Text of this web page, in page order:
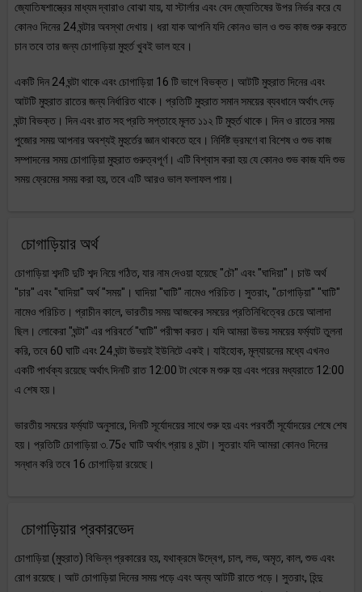
জ্যোতিষশাস্ত্রের মাধ্যম দ্বারাও বোঝা যায়, যা স্টার্লার এবং বেদ জ্যোতিষের উপর নির্ভর করে যে
কোনও দিনের 24 ঘন্টার অবস্থা দেখায়। ধরা যাক আপনি যদি কোনও ভাল ও শুভ কাজ শুরু করতে
চান তবে তার জন্য চোগাড়িয়া মুহুর্ত খুবই ভাল হবে।
একটি দিন 24 ঘন্টা থাকে এবং চোগাড়িয়া 16 টি ভাগে বিভক্ত। আটটি মুহুরাত দিনের এবং
আটটি মুহুরাত রাতের জন্য নির্ধারিত থাকে। প্রতিটি মুহুরাত সমান সময়ের ব্যবধানে অর্থাৎ দেড়
ঘন্টা বিভক্ত। দিন এবং রাত সহ প্রতি সপ্তাহে মূলত ১১২ টি মুহুর্ত থাকে। দিন ও রাতের সময়
পুজোর সময় আপনার অবশ্যই মুহুর্তের জ্ঞান থাকতে হবে। নির্দিষ্ট ভ্রমণে বা বিশেষ ও শুভ কাজ
সম্পাদনের সময় চোগাড়িয়া মুহুরাত গুরুত্বপূর্ণ। এটি বিশ্বাস করা হয় যে কোনও শুভ কাজ যদি শুভ
সময় ফ্রেমের সময় করা হয়, তবে এটি আরও ভাল ফলাফল পায়।
চোগাড়িয়ার অর্থ
চোগাড়িয়া শব্দটি দুটি শব্দ নিয়ে গঠিত, যার নাম দেওয়া হয়েছে "চৌ" এবং "ঘাদিয়া"। চাউ অর্থ
"চার" এবং "ঘাদিয়া" অর্থ "সময়"। ঘাদিয়া "ঘাটি" নামেও পরিচিত। সুতরাং, "চোগাড়িয়া" "ঘাটি"
নামেও পরিচিত। প্রাচীন কালে, ভারতীয় সময় আজকের সময়ের প্রতিনিধিত্বের চেয়ে আলাদা
ছিল। লোকেরা "ঘন্টা" এর পরিবর্তে "ঘাটি" পরীক্ষা করত। যদি আমরা উভয় সময়ের ফর্ম্যাট তুলনা
করি, তবে 60 ঘাটি এবং 24 ঘন্টা উভয়ই ইউনিটে একই। যাইহোক, মূল্যায়নের মধ্যে এখনও
একটি পার্থক্য রয়েছে অর্থাৎ দিনটি রাত 12:00 টা থেকে ম শুরু হয় এবং পরের মধ্যরাতে 12:00
এ শেষ হয়।
ভারতীয় সময়ের ফর্ম্যাট অনুসারে, দিনটি সূর্যোদয়ের সাথে শুরু হয় এবং পরবর্তী সূর্যোদয়ের শেষে শেষ
হয়। প্রতিটি চোগাড়িয়া ৩.75৫ ঘাটি অর্থাৎ প্রায় ৪ ঘন্টা। সুতরাং যদি আমরা কোনও দিনের
সন্ধান করি তবে 16 চোগাড়িয়া রয়েছে।
চোগাড়িয়ার প্রকারভেদ
চোগাড়িয়া (মুহুরাত) বিভিন্ন প্রকারের হয়, যথাক্রমে উদ্বেগ, চাল, লভ, অমৃত, কাল, শুভ এবং
রোগ রয়েছে। আট চোগাড়িয়া দিনের সময় পড়ে এবং অন্য আটটি রাতে পড়ে। সুতরাং, হিন্দু